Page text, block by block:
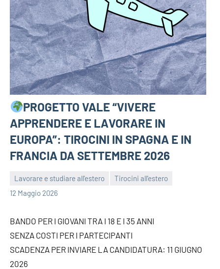
PROGETTO VALE “VIVERE
APPRENDERE E LAVORARE IN
EUROPA”: TIROCINI IN SPAGNA E IN
FRANCIA DA SETTEMBRE 2026
Lavorare e studiare all'estero
Tirocini all'estero
12 Maggio 2026
bragiovani
BANDO PER I GIOVANI TRA I 18 E I 35 ANNI
SENZA COSTI PER I PARTECIPANTI
SCADENZA PER INVIARE LA CANDIDATURA: 11 GIUGNO
2026